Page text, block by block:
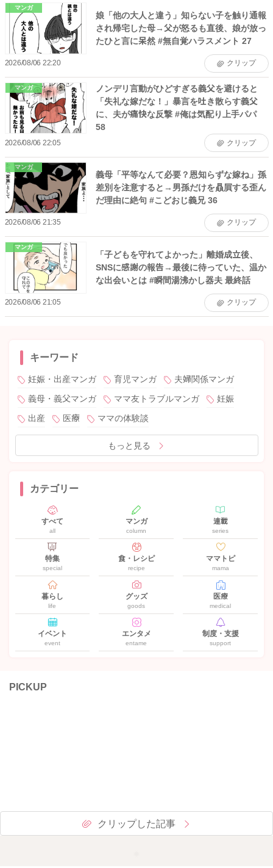
マンガ
娘「他の大人と違う」知らない子を触り通報
され帰宅した母→父が怒るも直後、娘が放っ
たひと言に呆然 #無自覚ハラスメント 27
2026/08/06 22:20 クリップ
マンガ
ノンデリ言動がひどすぎる義父を避けると
「失礼な嫁だな！」暴言を吐き散らす義父
に、夫が痛快な反撃 #俺は気配り上手パパ
58
2026/08/06 22:05 クリップ
マンガ
義母「平等なんて必要？恩知らずな嫁ね」孫
差別を注意すると→男孫だけを贔屓する歪ん
だ理由に絶句 #こどおじ義兄 36
2026/08/06 21:35 クリップ
マンガ
「子どもを守れてよかった」離婚成立後、
SNSに感謝の報告→最後に待っていた、温か
な出会いとは #瞬間湯沸かし器夫 最終話
2026/08/06 21:05 クリップ
キーワード
妊娠・出産マンガ 育児マンガ
夫婦関係マンガ
義母・義父マンガ
ママ友トラブルマンガ
妊娠
出産
医療 ママの体験談
もっと見る
カテゴリー
すべて
all
マンガ
column
連載
series
特集
special
食・レシピ
recipe
ママトピ
mama
暮らし
life
グッズ
goods
医療
medical
イベント
event
エンタメ
entame
制度・支援
support
PICKUP
クリップした記事